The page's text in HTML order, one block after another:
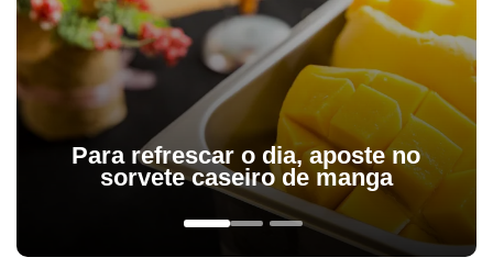
Para refrescar o dia, aposte no
sorvete caseiro de manga